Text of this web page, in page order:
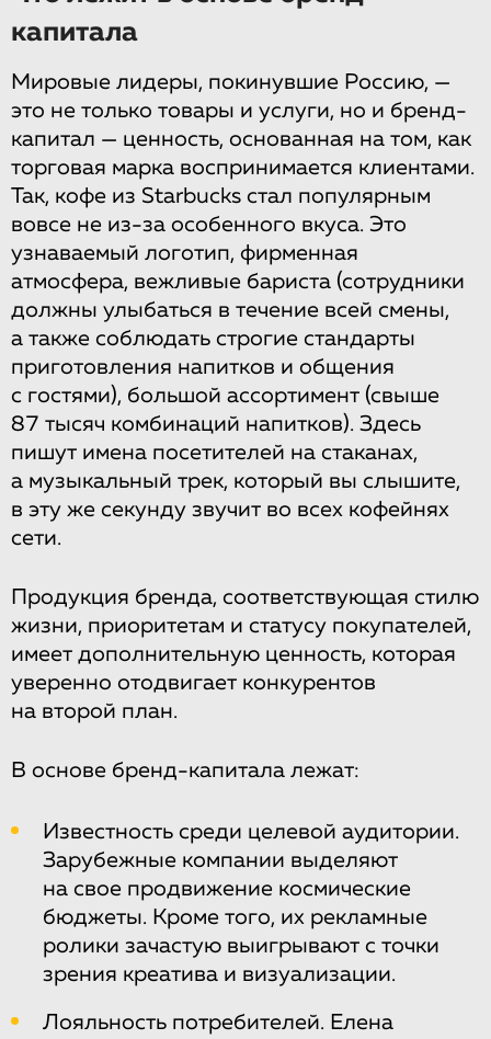
капитала
Мировые лидеры, покинувшие Россию, —
это не только товары и услуги, но и бренд-
капитал — ценность, основанная на том, как
торговая марка воспринимается клиентами.
Так, кофе из Starbucks стал популярным
вовсе не из-за особенного вкуса. Это
узнаваемый логотип, фирменная
атмосфера, вежливые бариста (сотрудники
должны улыбаться в течение всей смены,
а также соблюдать строгие стандарты
приготовления напитков и общения
с гостями), большой ассортимент (свыше
87 тысяч комбинаций напитков). Здесь
пишут имена посетителей на стаканах,
а музыкальный трек, который вы слышите,
в эту же секунду звучит во всех кофейнях
сети.
Продукция бренда, соответствующая стилю
жизни, приоритетам и статусу покупателей,
имеет дополнительную ценность, которая
уверенно отодвигает конкурентов
на второй план.
В основе бренд-капитала лежат:
Известность среди целевой аудитории.
Зарубежные компании выделяют
на свое продвижение космические
бюджеты. Кроме того, их рекламные
ролики зачастую выигрывают с точки
зрения креатива и визуализации.
Лояльность потребителей. Елена